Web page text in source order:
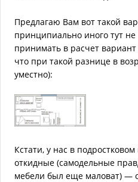
Предлагаю Вам вот такой
принципиально иного тут
принимать в расчет
что при такой разнице в
уместно):
Кстати, у нас в
откидные (самодельные
мебели был еще маловат) —